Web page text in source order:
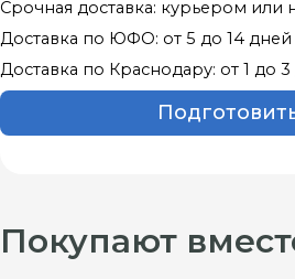
Срочная доставка: курьером или
Доставка по ЮФО: от 5 до 14 дней
Доставка по Краснодару: от 1 до
Покупают